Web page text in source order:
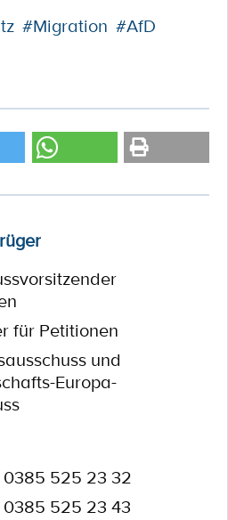
#Migration #AfD
für Petitionen
und
Europa-
0385 525 23 32
0385 525 23 43